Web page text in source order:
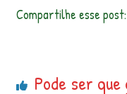
Compartilhe esse post:
Pode ser